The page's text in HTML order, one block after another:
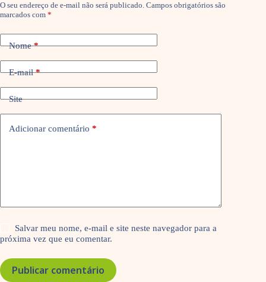
O seu endereço de e-mail não será publicado. Campos obrigatórios são
marcados com *
Nome*
E-mail*
Site
Adicionar comentário *
Salvar meu nome, e-mail e site neste navegador para a
próxima vez que eu comentar.
Publicar comentário